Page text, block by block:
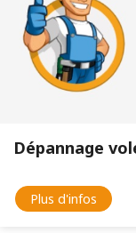
Dépannage
Plus d'infos